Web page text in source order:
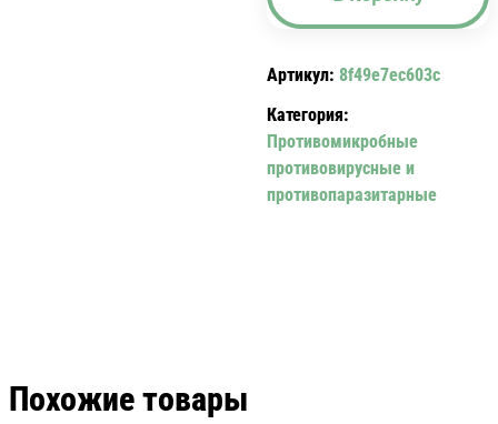
ТАБЛ.
МГ.
№14
Артикул: 8f49e7ec603c
Категория:
Противомикробные
противовирусные и
противопаразитарные
Похожие товары